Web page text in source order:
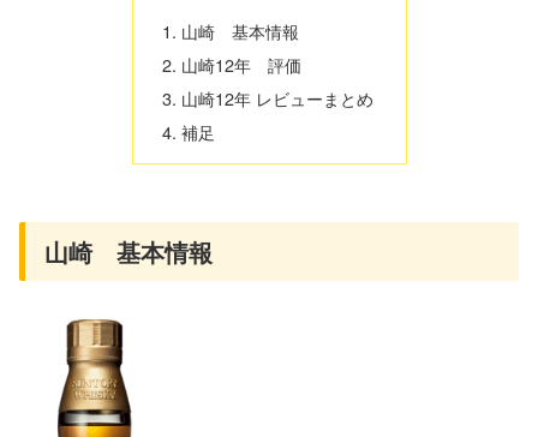
山崎 基本情報
山崎12年 評価
山崎12年 レビューまとめ
補足
山崎 基本情報